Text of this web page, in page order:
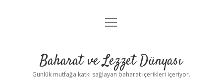
Anasayfa
Yasal Uyarı
menüyü
Baharat ve Lezzet Dünyası
Günlük mutfağa katkı sağlayan baharat içerikleri içeriyor.